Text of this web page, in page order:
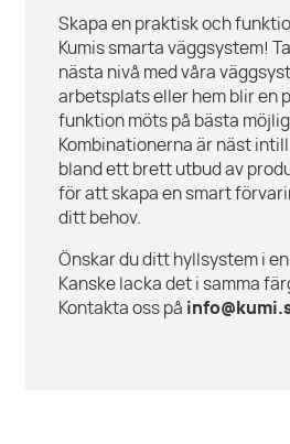
Skapa en praktisk och
Kumis smarta väggsystem!
nästa nivå med våra
arbetsplats eller hem blir en
funktion möts på bästa
Kombinationerna är näst
bland ett brett utbud av
för att skapa en smart
ditt behov.
Önskar du ditt hyllsystem i
Kanske lacka det i samma
Kontakta oss på